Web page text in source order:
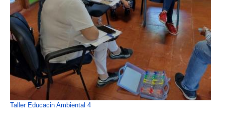
Taller Educacin Ambiental 4